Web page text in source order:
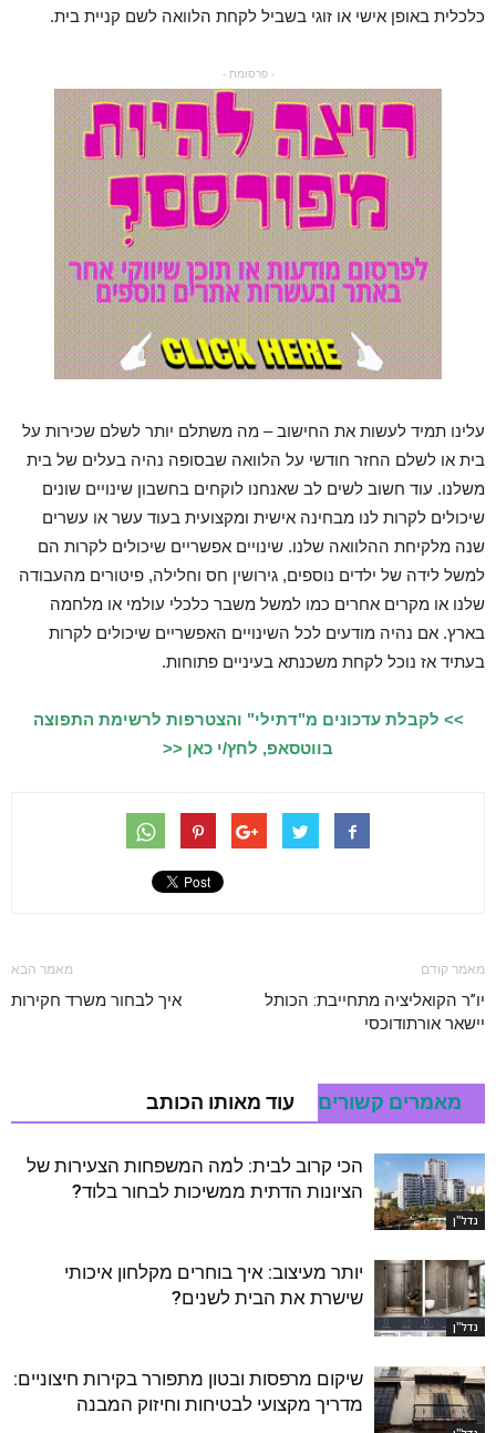
כלכלית באופן אישי או זוגי בשביל לקחת הלוואה לשם קניית בית.
- פרסומת -
עלינו תמיד לעשות את החישוב – מה משתלם יותר לשלם שכירות על
בית או לשלם החזר חודשי על הלוואה שבסופה נהיה בעלים של בית
משלנו. עוד חשוב לשים לב שאנחנו לוקחים בחשבון שינויים שונים
שיכולים לקרות לנו מבחינה אישית ומקצועית בעוד עשר או עשרים
שנה מלקיחת ההלוואה שלנו. שינויים אפשריים שיכולים לקרות הם
למשל לידה של ילדים נוספים, גירושין חס וחלילה, פיטורים מהעבודה
שלנו או מקרים אחרים כמו למשל משבר כלכלי עולמי או מלחמה
בארץ. אם נהיה מודעים לכל השינויים האפשריים שיכולים לקרות
בעתיד אז נוכל לקחת משכנתא בעיניים פתוחות.
>> לקבלת עדכונים מ"דתילי" והצטרפות לרשימת התפוצה
בווטסאפ, לחץ/י כאן <<
מאמר קודם
יו”ר הקואליציה מתחייבת: הכותל
יישאר אורתודוכסי
מאמר הבא
איך לבחור משרד חקירות
מאמרים קשורים עוד מאותו הכותב
נדל''ן
הכי קרוב לבית: למה המשפחות הצעירות של
הציונות הדתית ממשיכות לבחור בלוד?
נדל''ן
יותר מעיצוב: איך בוחרים מקלחון איכותי
שישרת את הבית לשנים?
שיקום מרפסות ובטון מתפורר בקירות חיצוניים:
מדריך מקצועי לבטיחות וחיזוק המבנה